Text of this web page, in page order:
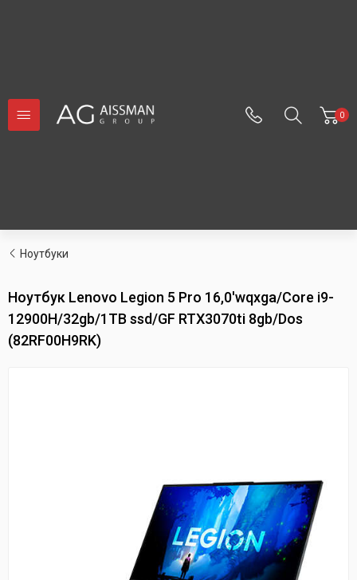
0
Ноутбуки
Ноутбук Lenovo Legion 5 Pro 16,0'wqxga/Core i9-
12900H/32gb/1TB ssd/GF RTX3070ti 8gb/Dos
(82RF00H9RK)